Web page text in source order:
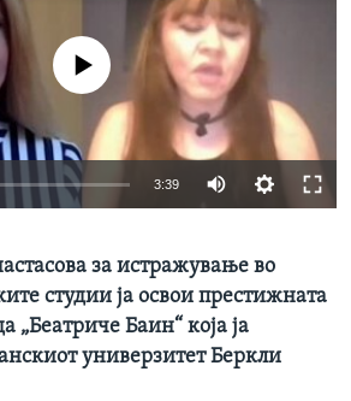
source currently available
3:39
за истражување во
студии ја освои престижната
„Беатриче Бaин“ која ја
универзитет Беркли